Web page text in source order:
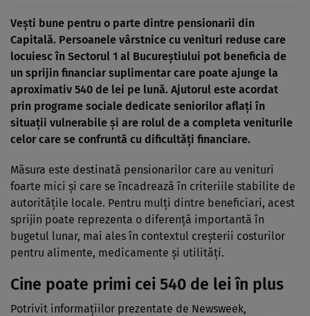
Vești bune pentru o parte dintre pensionarii din
Capitală. Persoanele vârstnice cu venituri reduse care
locuiesc în Sectorul 1 al Bucureștiului pot beneficia de
un sprijin financiar suplimentar care poate ajunge la
aproximativ 540 de lei pe lună. Ajutorul este acordat
prin programe sociale dedicate seniorilor aflați în
situații vulnerabile și are rolul de a completa veniturile
celor care se confruntă cu dificultăți financiare.
Măsura este destinată pensionarilor care au venituri
foarte mici și care se încadrează în criteriile stabilite de
autoritățile locale. Pentru mulți dintre beneficiari, acest
sprijin poate reprezenta o diferență importantă în
bugetul lunar, mai ales în contextul creșterii costurilor
pentru alimente, medicamente și utilități.
Cine poate primi cei 540 de lei în plus
Potrivit informațiilor prezentate de Newsweek,